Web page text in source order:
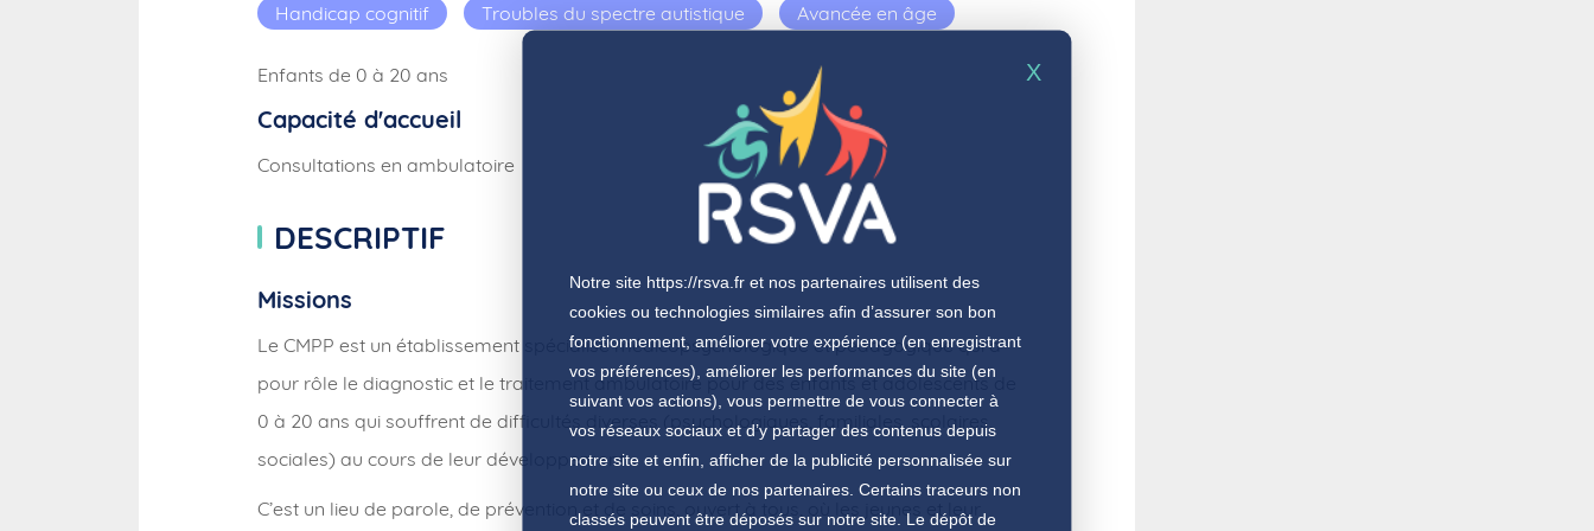
Handicap cognitif Troubles du spectre autistique Avancée en âge
Enfants de 0 à 20 ans
Capacité d'accueil
Consultations en ambulatoire
DESCRIPTIF
Missions
Le CMPP est un établissement spécialisé médicopsychologique et pédagogique qui a
pour rôle le diagnostic et le traitement ambulatoire pour des enfants et adolescents de
0 à 20 ans qui souffrent de difficultés diverses (psychologiques, familiales, scolaires,
sociales) au cours de leur développement.
C’est un lieu de parole, de prévention et de soins, ouvert à tous, où les jeunes et leur
X
Notre site https://rsva.fr et nos partenaires utilisent des
cookies ou technologies similaires afin d’assurer son bon
fonctionnement, améliorer votre expérience (en enregistrant
vos préférences), améliorer les performances du site (en
suivant vos actions), vous permettre de vous connecter à
vos réseaux sociaux et d’y partager des contenus depuis
notre site et enfin, afficher de la publicité personnalisée sur
notre site ou ceux de nos partenaires. Certains traceurs non
classés peuvent être déposés sur notre site. Le dépôt de